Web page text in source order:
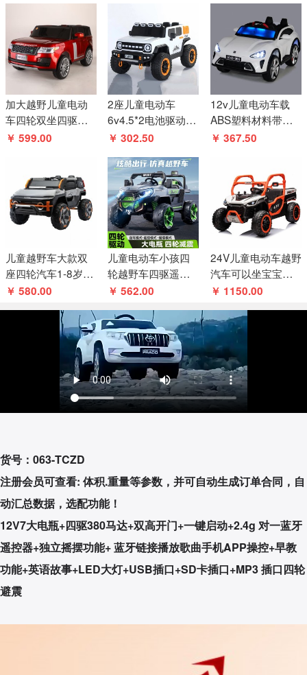
加大越野儿童电动
车四轮双坐四驱汽
车小孩宝宝遥控玩
￥ 599.00
2座儿童电动车
6v4.5*2电池驱动的
儿童玩具车驾驶儿
￥ 302.50
12v儿童电动车载
ABS塑料材料带遥
控电池电源儿童独
￥ 367.50
儿童越野车大款双
座四轮汽车1-8岁男
女小孩玩具遥控四
￥ 580.00
儿童电动车小孩四
轮越野车四驱遥控
玩具汽车可坐大人
￥ 562.00
24V儿童电动车越野
汽车可以坐宝宝四
驱童车带遥控
￥ 1150.00
货号：063-TCZD
注册会员可查看: 体积.重量等参数，并可自动生成订单合同，自
动汇总数据，选配功能！
12V7大电瓶+四驱380马达+双高开门+一键启动+2.4g 对一蓝牙
遥控器+独立摇摆功能+ 蓝牙链接播放歌曲手机APP操控+早教
功能+英语故事+LED大灯+USB插口+SD卡插口+MP3 插口四轮
避震